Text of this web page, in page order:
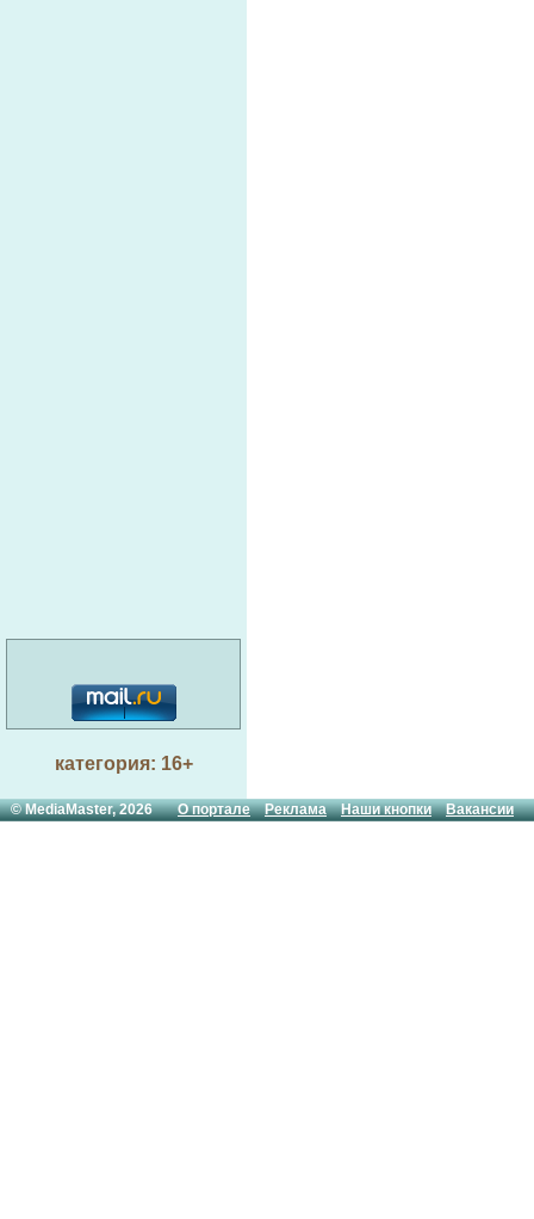
категория: 16+
© MediaMaster, 2026О портале Реклама Наши кнопки Вакансии